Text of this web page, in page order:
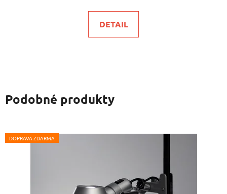
DETAIL
Podobné produkty
DOPRAVA ZDARMA